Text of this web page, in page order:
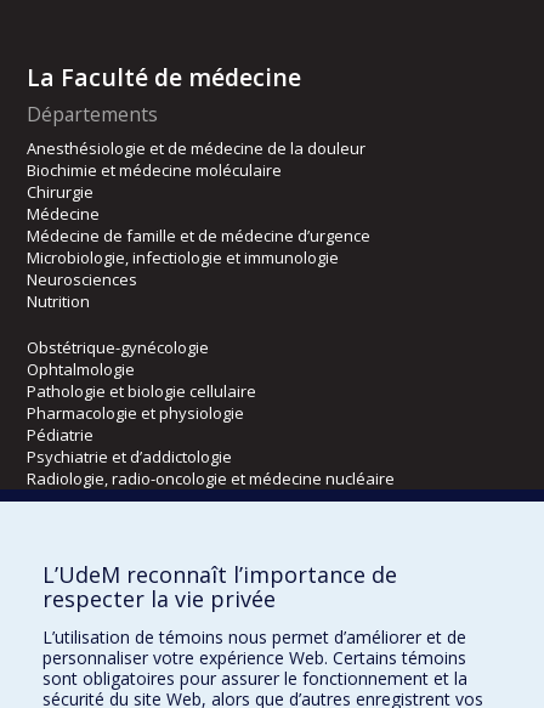
La Faculté de médecine
Départements
Anesthésiologie et de médecine de la douleur
Biochimie et médecine moléculaire
Chirurgie
Médecine
Médecine de famille et de médecine d’urgence
Microbiologie, infectiologie et immunologie
Neurosciences
Nutrition
Obstétrique-gynécologie
Ophtalmologie
Pathologie et biologie cellulaire
Pharmacologie et physiologie
Pédiatrie
Psychiatrie et d’addictologie
Radiologie, radio-oncologie et médecine nucléaire
Écoles
Kinésiologie et des sciences de l’activité physique
Orthophonie et audiologie
Réadaptation
Directions
L’UdeM reconnaît l’importance de
respecter la vie privée
L’utilisation de témoins nous permet d’améliorer et de
personnaliser votre expérience Web. Certains témoins
sont obligatoires pour assurer le fonctionnement et la
sécurité du site Web, alors que d’autres enregistrent vos